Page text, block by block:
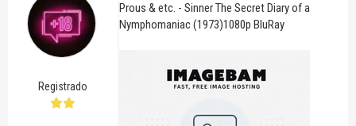
Registrado
Prous & etc. - Sinner The Secret Diary of a
Nymphomaniac (1973)1080p BluRay